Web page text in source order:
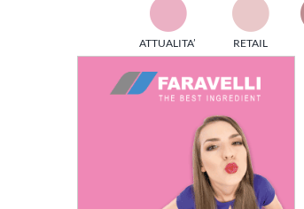
ATTUALITA’ RETAIL